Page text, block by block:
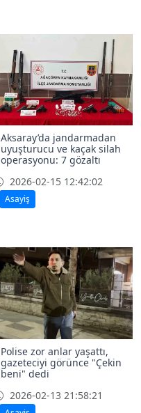
Aksaray’da jandarmadan
uyuşturucu ve kaçak silah
operasyonu: 7 gözaltı
2026-02-15 12:42:02
Asayiş
Polise zor anlar yaşattı,
gazeteciyi görünce "Çekin
beni" dedi
2026-02-13 21:58:21